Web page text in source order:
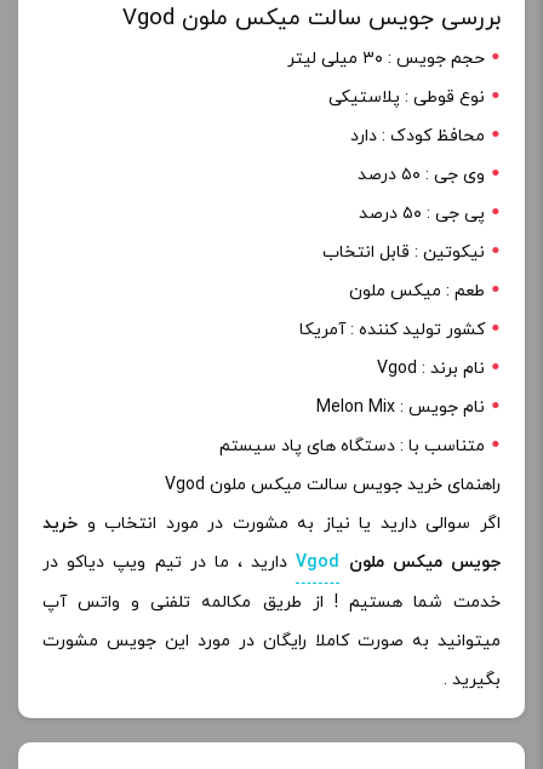
بررسی جویس سالت میکس ملون Vgod
حجم جویس : ۳۰ میلی لیتر
نوع قوطی : پلاستیکی
محافظ کودک : دارد
وی جی : ۵۰ درصد
پی جی : ۵۰ درصد
نیکوتین : قابل انتخاب
طعم : میکس ملون
کشور تولید کننده : آمریکا
نام برند : Vgod
نام جویس : Melon Mix
متناسب با : دستگاه های پاد سیستم
راهنمای خرید جویس سالت میکس ملون Vgod
اگر سوالی دارید یا نیاز به مشورت در مورد انتخاب و خرید
جویس میکس ملون Vgodدارید ، ما در تیم ویپ دیاکو در
خدمت شما هستیم ! از طریق مکالمه تلفنی و واتس آپ
میتوانید به صورت کاملا رایگان در مورد این جویس مشورت
بگیرید .